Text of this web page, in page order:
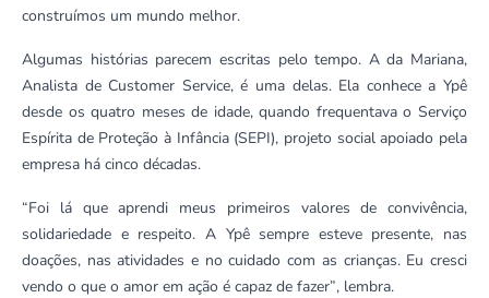
construímos um mundo melhor.
Algumas histórias parecem escritas pelo tempo. A da Mariana,
Analista de Customer Service, é uma delas. Ela conhece a Ypê
desde os quatro meses de idade, quando frequentava o Serviço
Espírita de Proteção à Infância (SEPI), projeto social apoiado pela
empresa há cinco décadas.
“Foi lá que aprendi meus primeiros valores de convivência,
solidariedade e respeito. A Ypê sempre esteve presente, nas
doações, nas atividades e no cuidado com as crianças. Eu cresci
vendo o que o amor em ação é capaz de fazer”, lembra.